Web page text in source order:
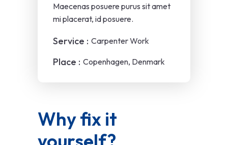
Why fix it
Maecenas posuere purus sit amet
mi placerat, id posuere.
Service : Carpenter Work
Place : Copenhagen, Denmark